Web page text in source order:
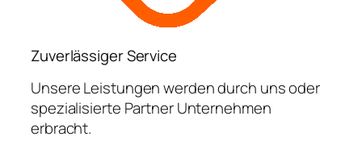
Zuverlässiger Service
Unsere Leistungen werden durch uns oder
spezialisierte Partner Unternehmen
erbracht.